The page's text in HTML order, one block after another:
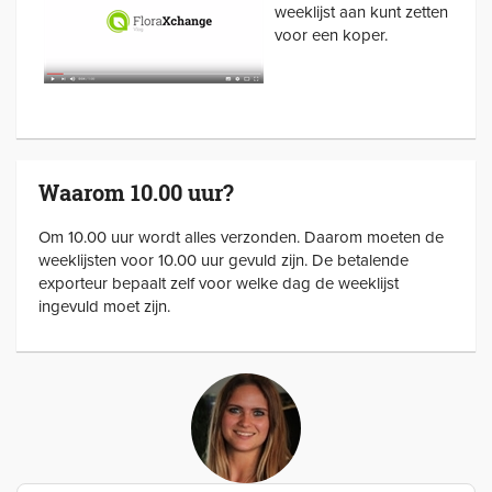
weeklijst aan kunt zetten
voor een koper.
Waarom 10.00 uur?
Om 10.00 uur wordt alles verzonden. Daarom moeten de
weeklijsten voor 10.00 uur gevuld zijn. De betalende
exporteur bepaalt zelf voor welke dag de weeklijst
ingevuld moet zijn.